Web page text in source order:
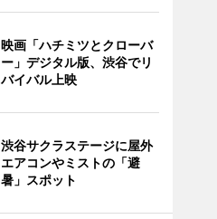
映画「ハチミツとクローバ
ー」デジタル版、渋谷でリ
バイバル上映
渋谷サクラステージに屋外
エアコンやミストの「避
暑」スポット